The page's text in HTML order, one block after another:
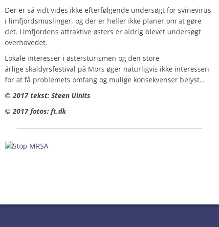
Der er så vidt vides ikke efterfølgende undersøgt for svinevirus
i limfjordsmuslinger, og der er heller ikke planer om at gøre
det. Limfjordens attraktive østers er aldrig blevet undersøgt
overhovedet.
Lokale interesser i østersturismen og den store
årlige skaldyrsfestival på Mors øger naturligvis ikke interessen
for at få problemets omfang og mulige konsekvenser belyst…
© 2017 tekst: Steen Ulnits
© 2017 fotos: ft.dk